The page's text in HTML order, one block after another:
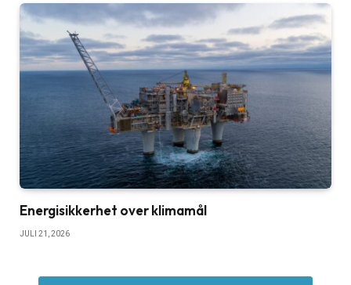
Energisikkerhet over klimamål
JULI 21, 2026